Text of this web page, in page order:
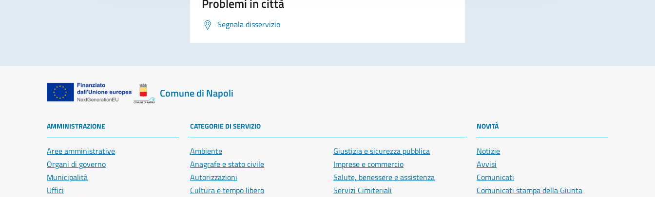
Segnala disservizio
Comune di Napoli
AMMINISTRAZIONE
Aree amministrative
Organi di governo
Municipalità
Uffici
CATEGORIE DI SERVIZIO
Ambiente
Anagrafe e stato civile
Autorizzazioni
Cultura e tempo libero
Giustizia e sicurezza pubblica
Imprese e commercio
Salute, benessere e assistenza
Servizi Cimiteriali
NOVITÀ
Notizie
Avvisi
Comunicati
Comunicati stampa della Giunta